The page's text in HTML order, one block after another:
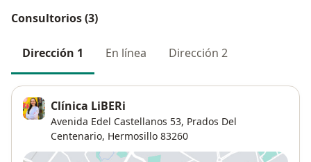
Consultorios (3)
Dirección 1 En línea Dirección 2
Clínica LiBERi
Avenida Edel Castellanos 53, Prados Del
Centenario, Hermosillo 83260